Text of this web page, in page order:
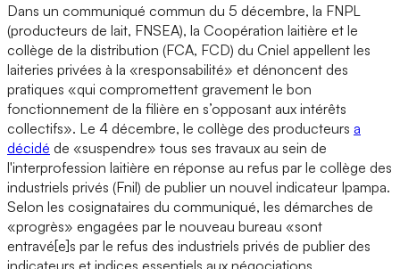
Dans un communiqué commun du 5 décembre, la FNPL
(producteurs de lait, FNSEA), la Coopération laitière et le
collège de la distribution (FCA, FCD) du Cniel appellent les
laiteries privées à la «responsabilité» et dénoncent des
pratiques «qui compromettent gravement le bon
fonctionnement de la filière en s’opposant aux intérêts
collectifs». Le 4 décembre, le collège des producteurs a
décidé de «suspendre» tous ses travaux au sein de
l'interprofession laitière en réponse au refus par le collège des
industriels privés (Fnil) de publier un nouvel indicateur Ipampa.
Selon les cosignataires du communiqué, les démarches de
«progrès» engagées par le nouveau bureau «sont
entravé[e]s par le refus des industriels privés de publier des
indicateurs et indices essentiels aux négociations